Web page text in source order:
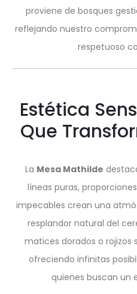
proviene de bosques
reflejando nuestro
respetuoso
Estética
Que
La Mesa Mathilde
líneas puras,
impecables crean una
resplandor natural del
matices dorados o rojizos
ofreciendo infinitas
quienes buscan un